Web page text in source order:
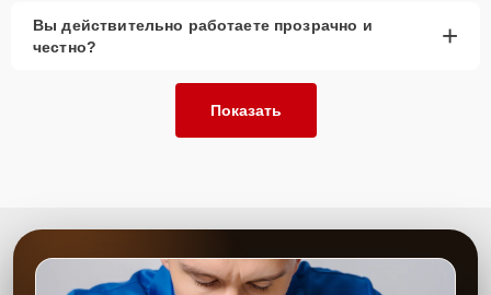
Вы действительно работаете прозрачно и
честно?
+
Показать